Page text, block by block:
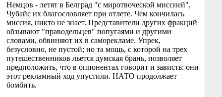
Немцов - летят в Белград "с миротвоческой миссией",
Чубайс их благословляет при отлете. Чем кончилась
миссия, никто не знает. Представители других фракций
обзывают "праводельцев" попугаями и другими
словами, обвиняют их в саморекламе. Упрек,
безусловно, не пустой; но та мощь, с которой на трех
путешественников льется думская брань, позволяет
предположить, что в оппонентах говорит и зависть: они
этот рекламный ход упустили. НАТО продолжает
бомбить.